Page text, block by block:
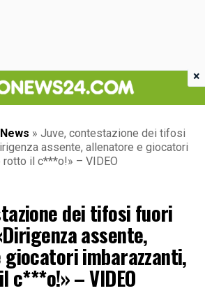
» Juve, contestazione dei tifosi
assente, allenatore e giocatori
rotto il c***o!» – VIDEO
dei tifosi fuori
assente,
imbarazzanti,
– VIDEO
×